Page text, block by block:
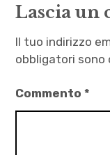
,
letteratura
,
Luberti
,
Lascia un
Il tuo indirizzo
obbligatori
Commento*